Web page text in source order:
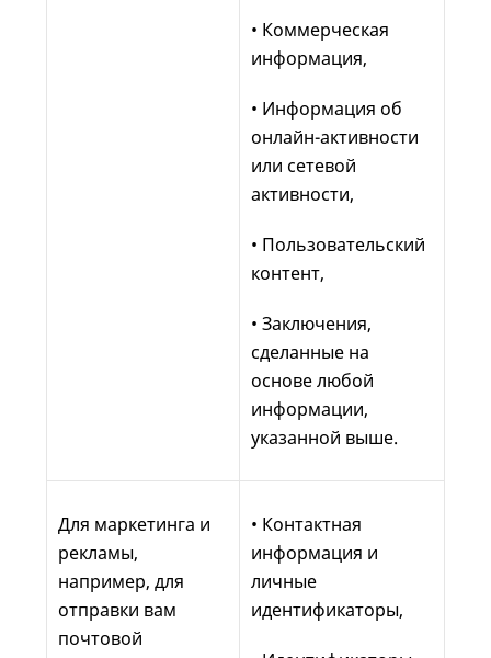
• Коммерческая
информация,
• Информация об
онлайн-активности
или сетевой
активности,
• Пользовательский
контент,
• Заключения,
сделанные на
основе любой
информации,
указанной выше.
Для маркетинга и
рекламы,
например, для
отправки вам
почтовой
• Контактная
информация и
личные
идентификаторы,